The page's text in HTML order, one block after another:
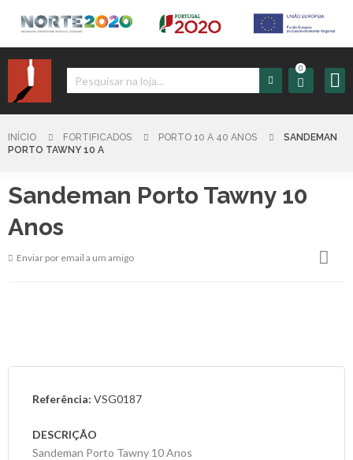
0
Sessão
up
As
INÍCIO FORTIFICADOS PORTO 10 A 40 ANOS
SANDEMAN
PORTO TAWNY 10 A
Sandeman Porto Tawny 10
Anos
Enviar por email a um amigo
Referência: VSG0187
DESCRIÇÃO
Sandeman Porto Tawny 10 Anos